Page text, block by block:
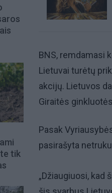
tik
BNS, remdamasi
Lietuvai turėtų
akcijų. Lietuvos
Giraitės
Pasak
pasirašyta
„Džiaugiuosi,